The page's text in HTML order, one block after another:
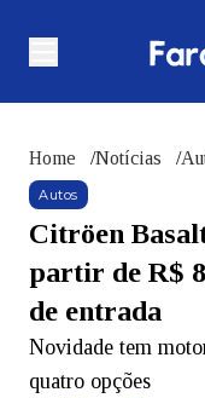
Home /Notícias /
Autos
Citröen
partir de R$
de entrada
Novidade tem
quatro opções